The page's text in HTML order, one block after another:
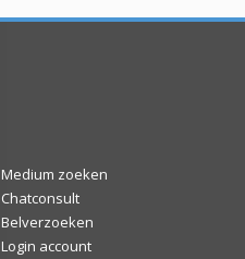
Medium zoeken
Chatconsult
Belverzoeken
Login account